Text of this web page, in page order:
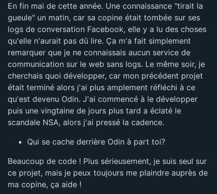
En fin mai de cette année. Une connaissance "tirait la
gueule" un matin, car sa copine était tombée sur ses
logs de conversation Facebook, elle y a lu des choses
qu'elle n'aurait pas dû lire. Ça m'a fait simplement
remarquer que je ne connaissais aucun service de
communication sur le web sans logs. Le même soir, je
cherchais quoi développer, car mon précédent projet
était terminé alors j'ai plus amplement réfléchi à ce
qu'est devenu Odin. J'ai commencé à le développer
puis une vingtaine de jours plus tard a éclaté le
scandale NSA, alors j'ai pressé la cadence.
Qui se cache derrière Odin à part toi?
Beaucoup de code ! Plus sérieusement, je suis seul sur
ce projet, mais je peux toujours me plaindre auprès de
ma copine, ça aide !